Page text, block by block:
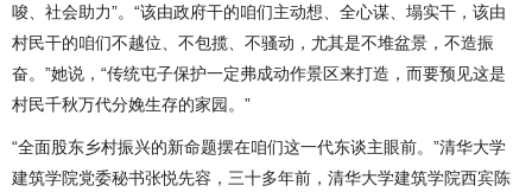
唆、社会助力”。“该由政府干的咱们主动想、全心谋、塌实干，该由
村民干的咱们不越位、不包揽、不骚动，尤其是不堆盆景，不造振
奋。”她说，“传统屯子保护一定弗成动作景区来打造，而要预见这是
村民千秋万代分娩生存的家园。”
“全面股东乡村振兴的新命题摆在咱们这一代东谈主眼前。”清华大学
建筑学院党委秘书张悦先容，三十多年前，清华大学建筑学院西宾陈